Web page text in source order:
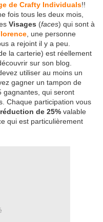
de Crafty Individuals!!
fois tous les deux mois,
Visages (faces) qui sont à
, une personne
a rejoint il y a peu.
la carterie) est réellement
sur son blog.
utiliser au moins un
gagner un tampon de
gagnantes, qui seront
Chaque participation vous
de 25% valable
qui est particulièrement